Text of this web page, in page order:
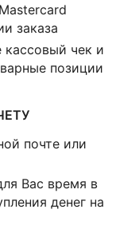
заказа
кассовый чек и
позиции
почте или
Вас время в
денег на